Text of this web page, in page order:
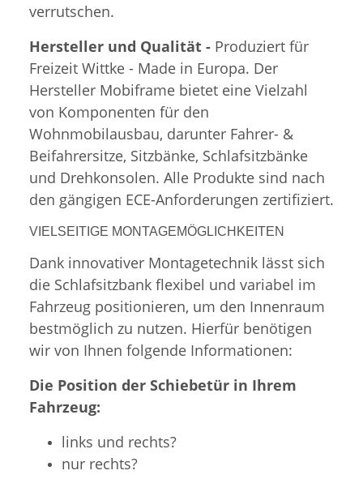
verrutschen.
Hersteller und Qualität - Produziert für
Freizeit Wittke - Made in Europa. Der
Hersteller Mobiframe bietet eine Vielzahl
von Komponenten für den
Wohnmobilausbau, darunter Fahrer- &
Beifahrersitze, Sitzbänke, Schlafsitzbänke
und Drehkonsolen. Alle Produkte sind nach
den gängigen ECE-Anforderungen zertifiziert.
VIELSEITIGE MONTAGEMÖGLICHKEITEN
Dank innovativer Montagetechnik lässt sich
die Schlafsitzbank flexibel und variabel im
Fahrzeug positionieren, um den Innenraum
bestmöglich zu nutzen. Hierfür benötigen
wir von Ihnen folgende Informationen:
Die Position der Schiebetür in Ihrem
Fahrzeug:
links und rechts?
nur rechts?